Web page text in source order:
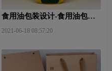
食用油包装设计-食用油包装
2021-06-18 08:57:20